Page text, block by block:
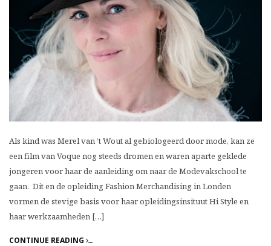
Als kind was Merel van ’t Wout al gebiologeerd door mode, kan ze
een film van Voque nog steeds dromen en waren aparte geklede
jongeren voor haar de aanleiding om naar de Modevakschool te
gaan. Dit en de opleiding Fashion Merchandising in Londen
vormen de stevige basis voor haar opleidingsinsituut Hi Style en
haar werkzaamheden […]
CONTINUE READING